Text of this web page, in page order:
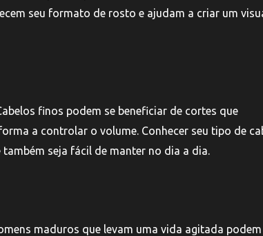
seu formato de rosto e ajudam a criar um
finos podem se beneficiar de cortes que
a controlar o volume. Conhecer seu tipo de
seja fácil de manter no dia a dia.
maduros que levam uma vida agitada podem